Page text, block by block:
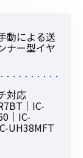
動による送
ナー型イヤ
対応
｜IC-
｜IC-
UH38MFT